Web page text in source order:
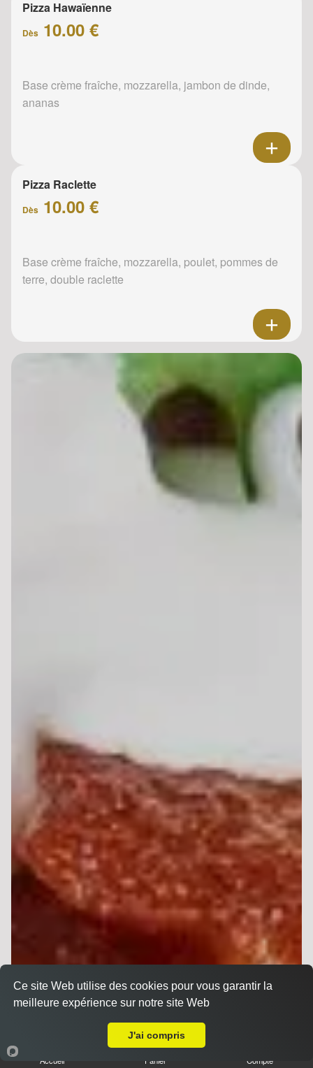
Pizza Hawaïenne
Dès 10.00 €
Base crème fraîche, mozzarella, jambon de dinde,
ananas
Pizza Raclette
Dès 10.00 €
Base crème fraîche, mozzarella, poulet, pommes de
terre, double raclette
Accueil Panier Compte
Ce site Web utilise des cookies pour vous garantir la
meilleure expérience sur notre site Web
J'ai compris